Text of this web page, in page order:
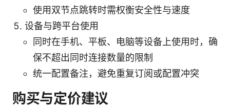
使用双节点跳转时需权衡安全性与速度
设备与跨平台使用
同时在手机、平板、电脑等设备上使用时，确
保不超出同时连接数量的限制
统一配置备注，避免重复订阅或配置冲突
购买与定价建议